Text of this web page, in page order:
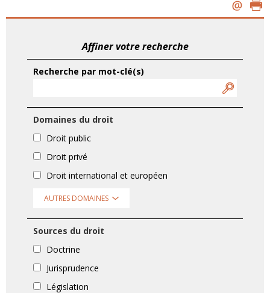
Affiner votre recherche
Recherche par mot-clé(s)
Domaines du droit
Droit public
Droit privé
Droit international et européen
AUTRES DOMAINES
Sources du droit
Doctrine
Jurisprudence
Législation